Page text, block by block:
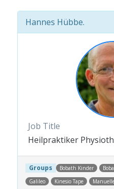
Hannes Hübbe.
Job Title
Heilpraktiker
Groups Bobath Kinder
Galileo
Kinesio Tape